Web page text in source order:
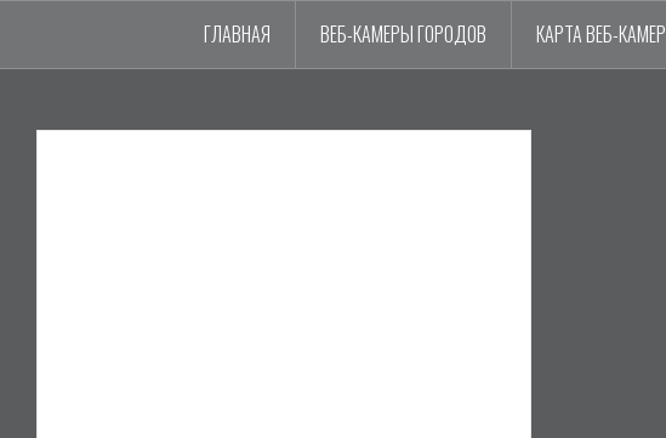
ГЛАВНАЯ ВЕБ-КАМЕРЫ ГОРОДОВ КАРТА ВЕБ-КАМЕР